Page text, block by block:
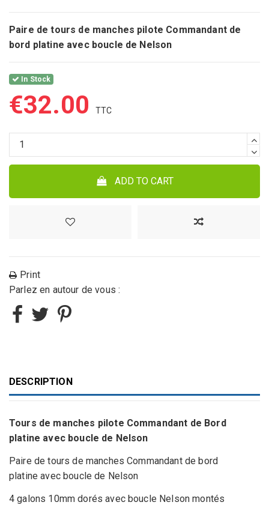
Paire de tours de manches pilote Commandant de
bord platine avec boucle de Nelson
In Stock
€32.00
ADD TO CART
Print
Parlez en autour de vous :
DESCRIPTION
Tours de manches pilote Commandant de Bord
platine avec boucle de Nelson
Paire de tours de manches Commandant de bord
platine avec boucle de Nelson
4 galons 10mm dorés avec boucle Nelson montés